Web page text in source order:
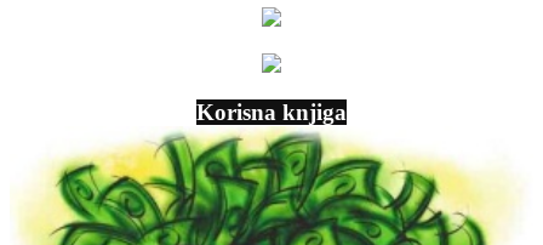
Korisna knjiga